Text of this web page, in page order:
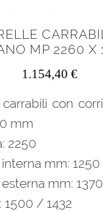
MP 2260 X
1.154,40 €
carrabili con
mm
2250
mm: 1250
mm: 1370
1500 / 1432